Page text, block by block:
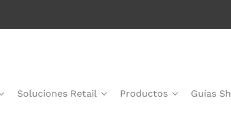
Soluciones Retail Productos Guías